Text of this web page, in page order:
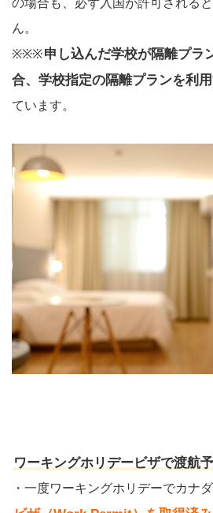
の場合も、必ず入国が許可される
ん。
※※※申し込んだ学校が隔離プラ
合、学校指定の隔離プランを利
ています。
ワーキングホリデービザで渡航
・一度ワーキングホリデーでカナ